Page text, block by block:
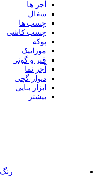
آجر ها
سفال
چسب ها
چسب کاشی
پوکه
موزاییک
قیر و گونی
آجر نما
دیوار گچی
ابزار بنایی
بیشتر
رنگ